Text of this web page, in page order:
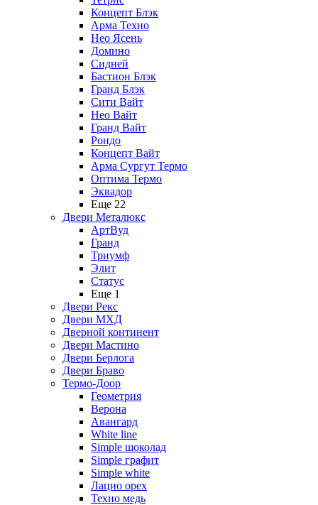
Концепт Блэк
Арма Техно
Нео Ясень
Домино
Сидней
Бастион Блэк
Гранд Блэк
Сити Вайт
Нео Вайт
Гранд Вайт
Рондо
Концепт Вайт
Арма Сургут Термо
Оптима Термо
Эквадор
Еще 22
Двери Металюкс
АртВуд
Гранд
Триумф
Элит
Статус
Еще 1
Двери Рекс
Двери МХД
Дверной континент
Двери Мастино
Двери Берлога
Двери Браво
Термо-Доор
Геометрия
Верона
Авангард
White line
Simple шоколад
Simple графит
Simple white
Лацио орех
Техно медь